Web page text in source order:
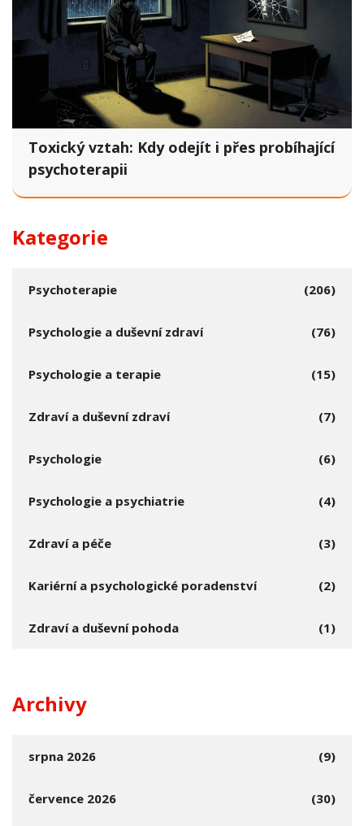
Toxický vztah: Kdy odejít i přes probíhající
psychoterapii
Kategorie
Psychoterapie (206)
Psychologie a duševní zdraví (76)
Psychologie a terapie (15)
Zdraví a duševní zdraví (7)
Psychologie (6)
Psychologie a psychiatrie (4)
Zdraví a péče (3)
Kariérní a psychologické poradenství (2)
Zdraví a duševní pohoda (1)
Archivy
srpna 2026 (9)
července 2026 (30)